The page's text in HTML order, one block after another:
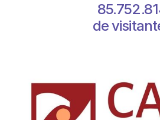
de